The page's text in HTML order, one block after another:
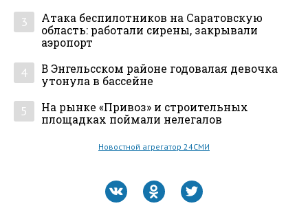
3
Атака беспилотников на Саратовскую
область: работали сирены, закрывали
аэропорт
4
В Энгельсском районе годовалая девочка
утонула в бассейне
5
На рынке «Привоз» и строительных
площадках поймали нелегалов
Новостной агрегатор 24СМИ